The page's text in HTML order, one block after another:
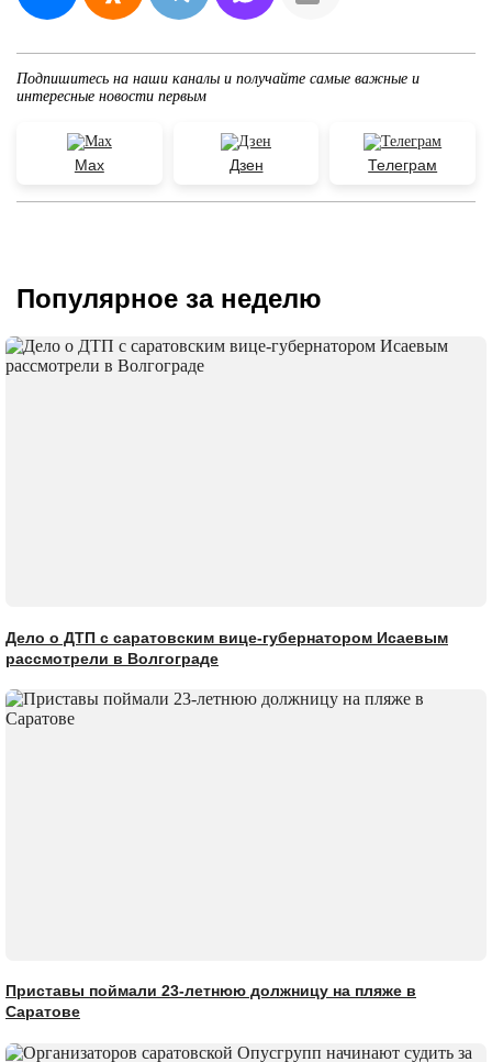
Подпишитесь на наши каналы и получайте самые важные и
интересные новости первым
Max Дзен Телеграм
Популярное за неделю
Дело о ДТП с саратовским вице-губернатором Исаевым
рассмотрели в Волгограде
Приставы поймали 23-летнюю должницу на пляже в
Саратове